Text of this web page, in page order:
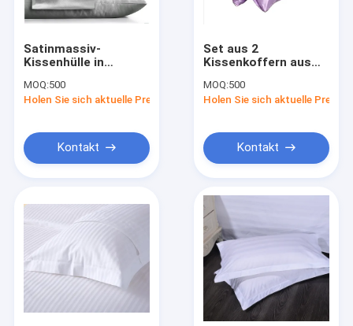
Satinmassiv-
Kissenhülle in
MOQ:500
Holen Sie sich aktuelle Preis
Kontakt
Set aus 2
Kissenkoffern aus
Luxus-Kissenkoffer
mit
Hypoallergen
Waschbar mit
Maschine
MOQ:500
Holen Sie sich aktuelle Preis
Kontakt